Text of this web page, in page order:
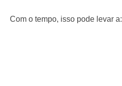
Com o tempo, isso pode levar a: